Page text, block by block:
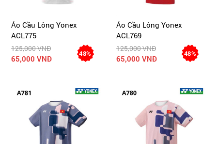
Áo Cầu Lông Yonex
ACL775
125,000 VNĐ
65,000 VNĐ
48%
Áo Cầu Lông Yonex
ACL769
125,000 VNĐ
65,000 VNĐ
48%